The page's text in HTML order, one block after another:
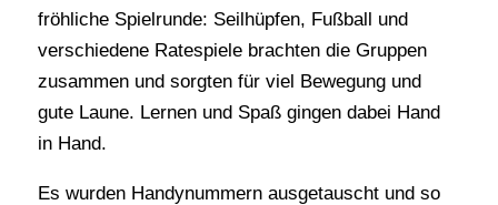
fröhliche Spielrunde: Seilhüpfen, Fußball und
verschiedene Ratespiele brachten die Gruppen
zusammen und sorgten für viel Bewegung und
gute Laune. Lernen und Spaß gingen dabei Hand
in Hand.
Es wurden Handynummern ausgetauscht und so